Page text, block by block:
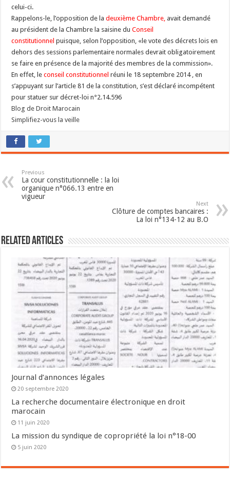
celui-ci.
Rappelons-le, l’opposition de ladeuxième Chambre, avait demandé
au président de la Chambre la saisine duConseil
constitutionnel puisque, selon l’opposition, «le vote des décrets lois en
dehors des sessions parlementaire normales devrait obligatoirement
se faire en présence de la majorité des membres de la commission».
En effet, leconseil constitutionnel réuni le 18 septembre 2014 , en
s’appuyant sur l’article 81 de la constitution, s’est déclaré incompétent
pour statuer sur décret-loi n°2.14.596
Blog de Droit Marocain
Simplifiez-vous la veille
Previous
La cour constitutionnelle : la loi
organique n°066.13 entre en
vigueur
Next
Clôture de comptes bancaires :
La loi n°134-12 au B.O
Related Articles
Journal d’annonces légales
20 septembre 2020
La recherche documentaire électronique en droit
marocain
11 juin 2020
La mission du syndique de copropriété la loi n°18-00
5 juin 2020